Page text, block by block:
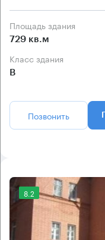
Площадь здания
729 кв.м
Класс здания
B
Позвонить
8.2